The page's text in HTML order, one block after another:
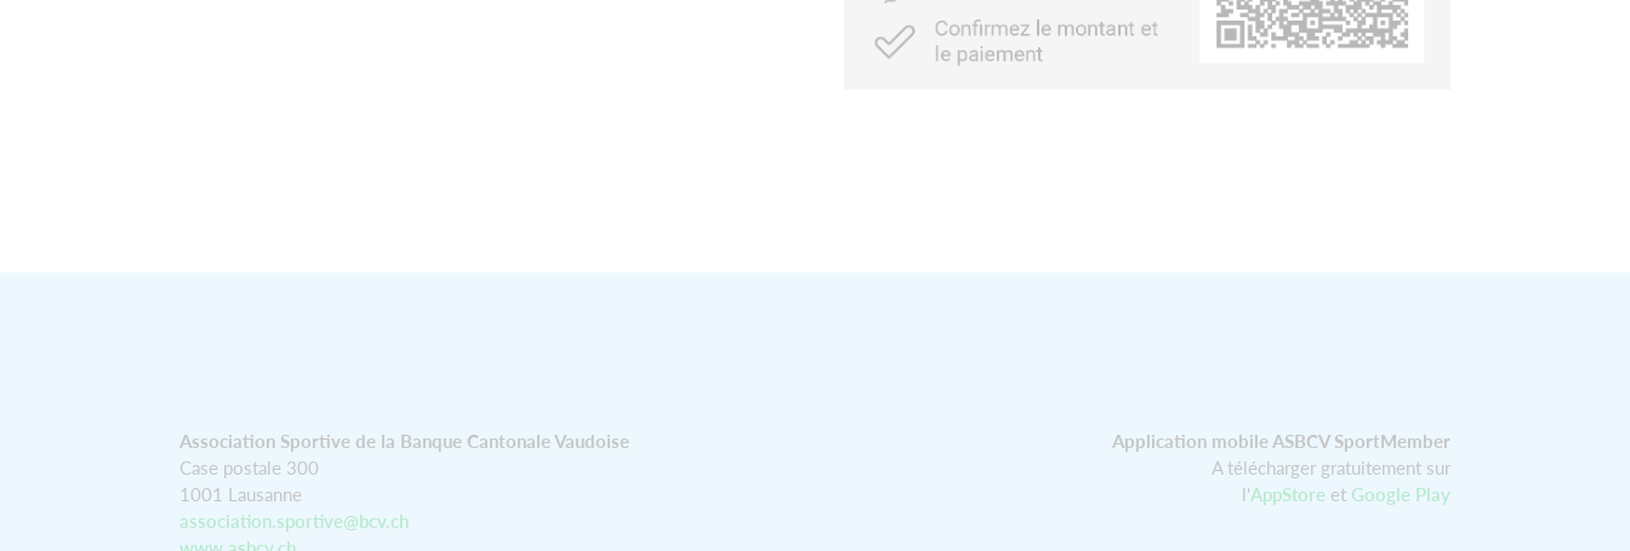
Application mobile ASBCV SportMember
A télécharger gratuitement sur
l'AppStore et Google Play
Association Sportive de la Banque Cantonale Vaudoise
Case postale 300
1001 Lausanne
association.sportive@bcv.ch